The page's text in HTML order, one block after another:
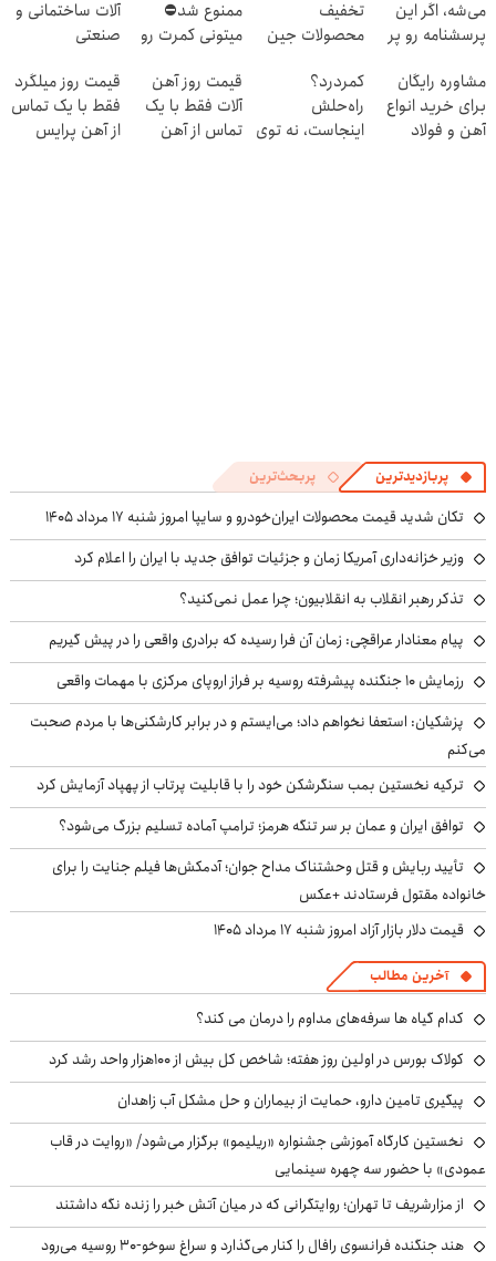
می‌شه، اگر این
پرسشنامه رو پر
تخفیف
محصولات جین
4 قسط
ممنوع شد⛔
میتونی کمرت رو
کنی! 👈🏻
پرسش‌نامه
آلات ساختمانی و
صنعتی
مشاوره رایگان
برای خرید انواع
آهن و فولاد
کمردرد؟
راه‌حلش
اینجاست، نه توی
قیمت روز آهن
آلات فقط با یک
تماس از آهن
قیمت روز میلگرد
فقط با یک تماس
از آهن پرایس
پربازدیدترین پربحث‌ترین
تکان شدید قیمت محصولات ایران‌خودرو و سایپا امروز شنبه ۱۷ مرداد ۱۴۰۵
وزیر خزانه‌داری آمریکا زمان و جزئیات توافق جدید با ایران را اعلام کرد
تذکر رهبر انقلاب به انقلابیون؛ چرا عمل نمی‌کنید؟
پیام معنادار عراقچی: زمان آن فرا رسیده که برادری واقعی را در پیش گیریم
رزمایش ۱۰ جنگنده پیشرفته روسیه بر فراز اروپای مرکزی با مهمات واقعی
پزشکیان: استعفا نخواهم داد؛ می‌ایستم و در برابر کارشکنی‌ها با مردم صحبت
می‌کنم
ترکیه نخستین بمب سنگرشکن خود را با قابلیت پرتاب از پهپاد آزمایش کرد
توافق ایران و عمان بر سر تنگه هرمز؛ ترامپ آماده تسلیم بزرگ می‌شود؟
تأیید ربایش و قتل وحشتناک مداح جوان؛ آدمکش‌ها فیلم جنایت را برای
خانواده مقتول فرستادند +عکس
قیمت دلار بازار آزاد امروز شنبه ۱۷ مرداد ۱۴۰۵
آخرین مطالب
کدام گیاه ها سرفه‌های مداوم را درمان می کند؟
کولاک بورس در اولین روز هفته؛ شاخص کل بیش از ۱۰۰هزار واحد رشد کرد
پیگیری تامین دارو، حمایت از بیماران و حل مشکل آب زاهدان
نخستین کارگاه آموزشی جشنواره «ریلیمو» برگزار می‌شود/ «روایت در قاب
عمودی» با حضور سه چهره سینمایی
از مزارشریف تا تهران؛ روایتگرانی که در میان آتش خبر را زنده نگه داشتند
هند جنگنده فرانسوی رافال را کنار می‌گذارد و سراغ سوخو-30 روسیه می‌رود